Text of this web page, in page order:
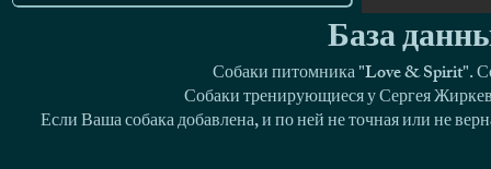
База
Собаки питомника "Love & Spirit".
Собаки тренирующиеся у Сергея
Если Ваша собака добавлена, и по ней не точная или не